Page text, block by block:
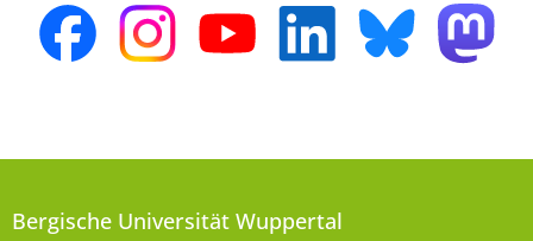
Bergische Universität Wuppertal